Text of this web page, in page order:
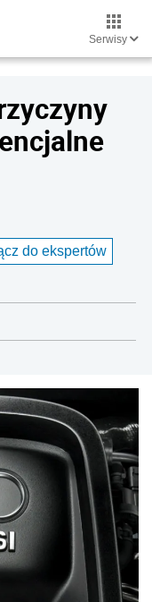
Serwisy
do ekspertów